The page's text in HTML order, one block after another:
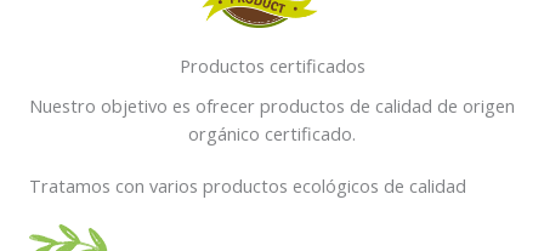
Productos certificados
Nuestro objetivo es ofrecer productos de calidad de origen
orgánico certificado.
Tratamos con varios productos ecológicos de calidad